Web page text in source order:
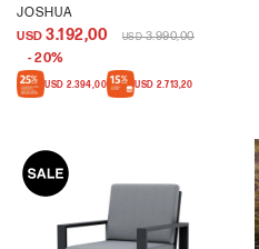
JOSHUA
USD 3.192,00 USD 3.990,00
20
USD 2.394,00 USD 2.713,20